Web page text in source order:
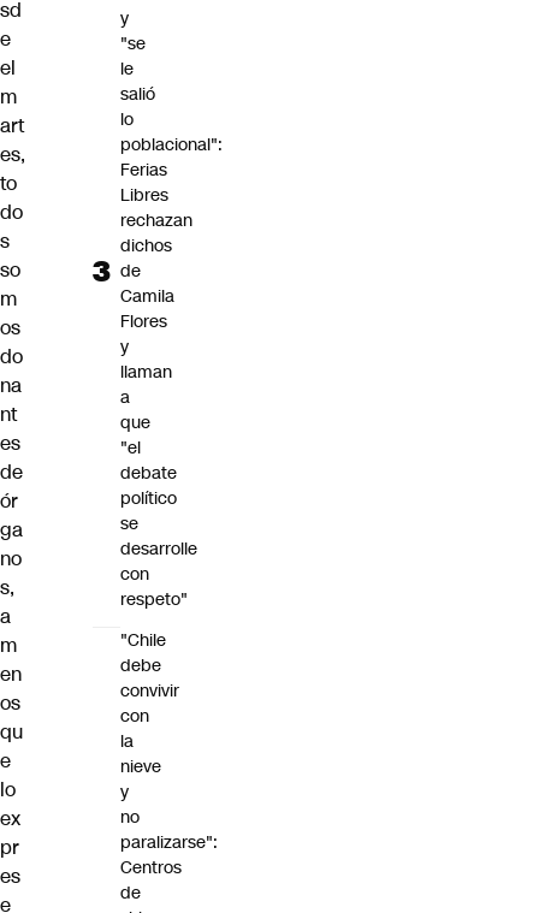
sd
e
el
m
art
es,
to
do
s
so
m
os
do
na
nt
es
de
ór
ga
no
s,
a
m
en
os
qu
e
lo
ex
pr
es
e
y
"se
le
salió
lo
poblacional":
Ferias
Libres
rechazan
dichos
de
Camila
Flores
y
llaman
a
que
"el
debate
político
se
desarrolle
con
respeto"
"Chile
debe
convivir
con
la
nieve
y
no
paralizarse":
Centros
de